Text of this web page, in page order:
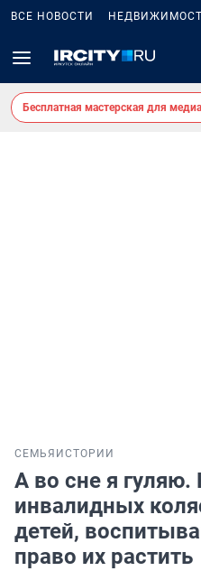
ВСЕ НОВОСТИ
Бесплатная мастерская для
СЕМЬЯ ИСТОРИИ
А во сне я
инвалидных
детей,
право их растить